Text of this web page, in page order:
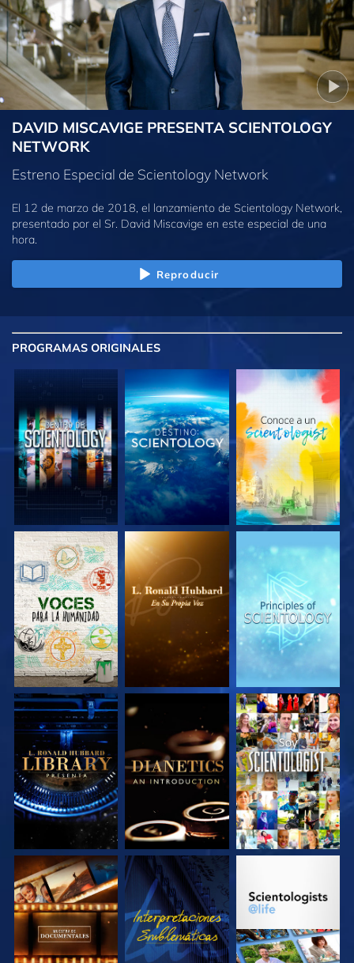
DAVID MISCAVIGE PRESENTA SCIENTOLOGY
NETWORK
Estreno Especial de Scientology Network
El 12 de marzo de 2018, el lanzamiento de Scientology Network,
presentado por el Sr. David Miscavige en este especial de una
hora.
Reproducir
PROGRAMAS ORIGINALES
EXPLORA LAS
SERIES
EXPLORA LAS
SERIES
EXPLORA LAS
SERIES
EXPLORA LAS
SERIES
EXPLORA LAS
SERIES
VE
EXPLORA LAS
SERIES
VE
EXPLORA LAS